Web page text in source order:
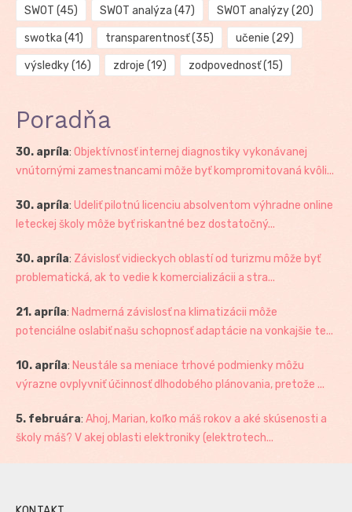
SWOT (45) SWOT analýza (47) SWOT analýzy(20)
swotka (41) transparentnosť(35) učenie (29)
výsledky(16) zdroje (19) zodpovednosť(15)
Poradňa
30. apríla: Objektívnosť internej diagnostiky vykonávanej
vnútornými zamestnancami môže byť kompromitovaná kvôli...
30. apríla: Udeliť pilotnú licenciu absolventom výhradne online
leteckej školy môže byť riskantné bez dostatočný...
30. apríla: Závislosť vidieckych oblastí od turizmu môže byť
problematická, ak to vedie k komercializácii a stra...
21. apríla: Nadmerná závislosť na klimatizácii môže
potenciálne oslabiť našu schopnosť adaptácie na vonkajšie te...
10. apríla: Neustále sa meniace trhové podmienky môžu
výrazne ovplyvniť účinnosť dlhodobého plánovania, pretože ...
5. februára: Ahoj, Marian, koľko máš rokov a aké skúsenosti a
školy máš? V akej oblasti elektroniky (elektrotech...